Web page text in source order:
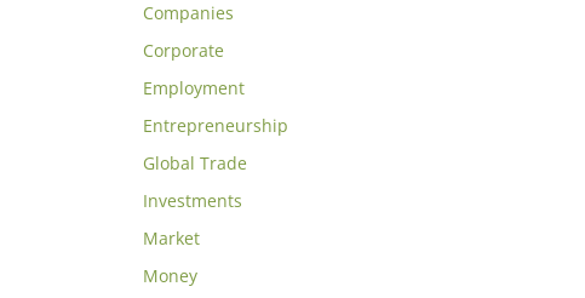
Companies
Corporate
Employment
Entrepreneurship
Global Trade
Investments
Market
Money